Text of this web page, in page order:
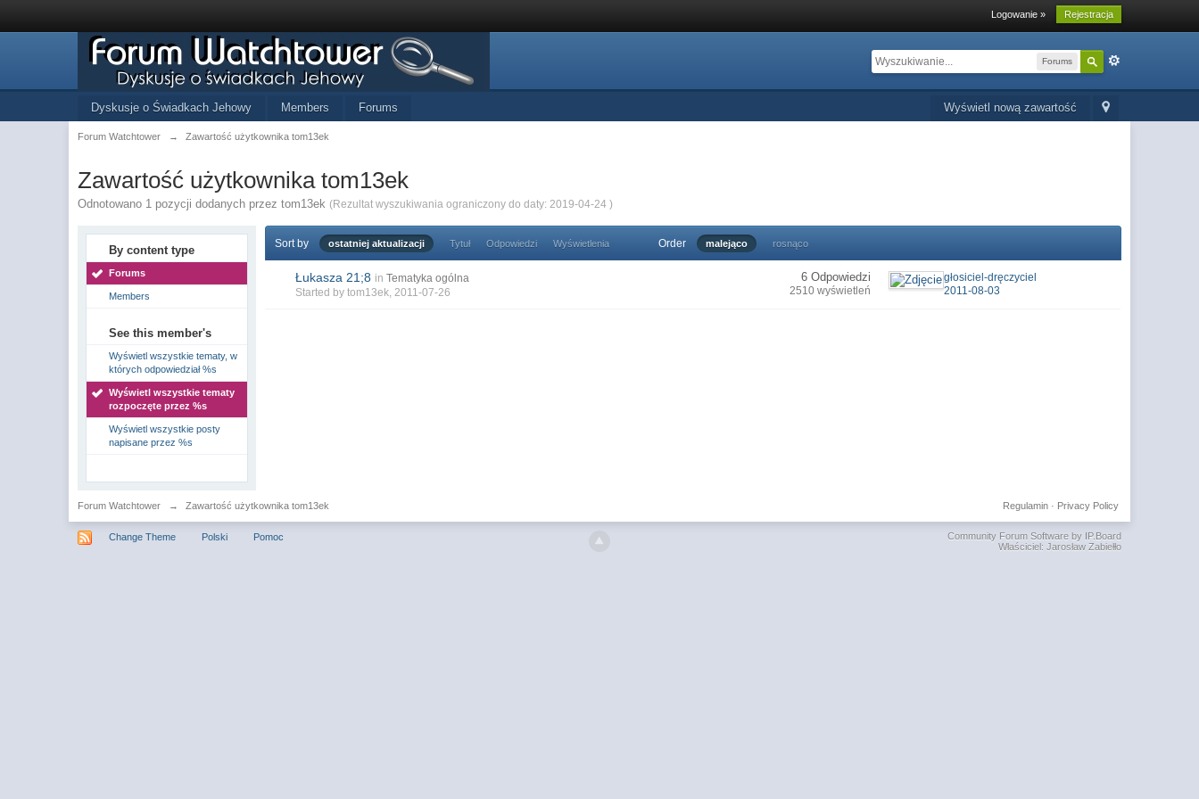
Logowanie » Rejestracja
Forums
Wyświetl nową zawartość
Dyskusje o Świadkach Jehowy Members Forums
Forum Watchtower → Zawartość użytkownika tom13ek
Zawartość użytkownika tom13ek
Odnotowano 1 pozycji dodanych przez tom13ek (Rezultat wyszukiwania ograniczony do daty: 2019-04-24 )
By content type
Forums
Members
See this member's
Wyświetl wszystkie tematy, w
których odpowiedział %s
Wyświetl wszystkie tematy
rozpoczęte przez %s
Wyświetl wszystkie posty
napisane przez %s
Sort by ostatniej aktualizacji Tytuł Odpowiedzi Wyświetlenia Order malejąco rosnąco
Łukasza 21;8 in Tematyka ogólna
Started bytom13ek, 2011-07-26
6 Odpowiedzi
2510 wyświetleń
głosiciel-dręczyciel
2011-08-03
Forum Watchtower → Zawartość użytkownika tom13ek Privacy Policy
Regulamin·
Change Theme Polski Pomoc
Community Forum Software by IP.Board
Właściciel: Jarosław Zabiełło